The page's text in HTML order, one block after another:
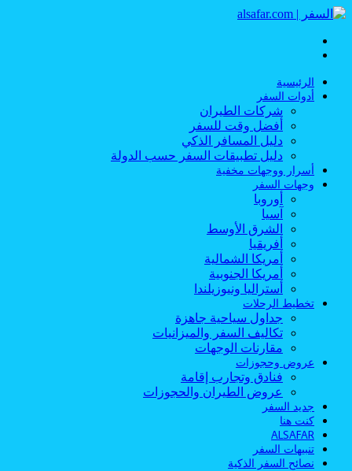
الرئيسية
أدوات السفر
شركات الطيران
أفضل وقت للسفر
دليل المسافر الذكي
دليل تطبيقات السفر حسب الدولة
أسرار ووجهات مخفية
وجهات السفر
أوروبا
آسيا
الشرق الأوسط
أفريقيا
أمريكا الشمالية
أمريكا الجنوبية
أستراليا ونيوزيلندا
تخطيط الرحلات
جداول سياحية جاهزة
تكاليف السفر والميزانيات
مقارنات الوجهات
عروض وحجوزات
فنادق وتجارب إقامة
عروض الطيران والحجوزات
جديد السفر
كنت هنا
ALSAFAR
تنبيهات السفر
نصائح السفر الذكية